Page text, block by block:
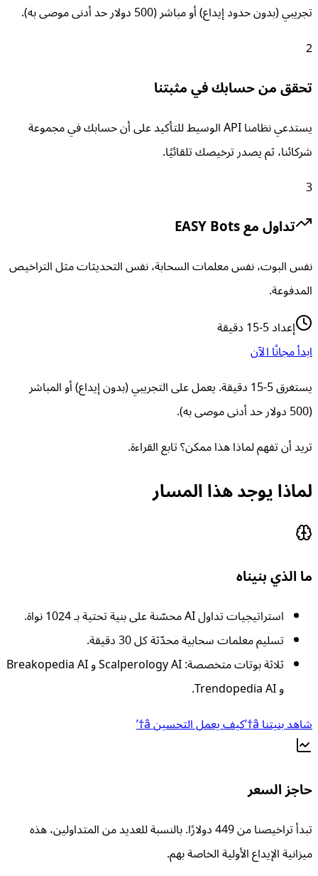
تجريبي (بدون حدود إيداع) أو مباشر (500 دولار حد أدنى موصى به).
2
تحقق من حسابك في مثبتنا
يستدعي نظامنا API الوسيط للتأكيد على أن حسابك في مجموعة
شركائنا، ثم يصدر ترخيصك تلقائيًا.
3
تداول مع EASY Bots
نفس البوت، نفس معلمات السحابة، نفس التحديثات مثل التراخيص
المدفوعة.
إعداد 5-15 دقيقة
ابدأ مجانًا الآن
يستغرق 5-15 دقيقة. يعمل على التجريبي (بدون إيداع) أو المباشر
(500 دولار حد أدنى موصى به).
تريد أن تفهم لماذا هذا ممكن؟ تابع القراءة.
لماذا يوجد هذا المسار
ما الذي بنيناه
استراتيجيات تداول AI محسّنة على بنية تحتية بـ 1024 نواة.
تسليم معلمات سحابية محدّثة كل 30 دقيقة.
ثلاثة بوتات متخصصة: Scalperology AI و Breakopedia AI
و Trendopedia AI.
شاهد بنيتناâ†’ كيف يعمل التحسينâ†’
حاجز السعر
تبدأ تراخيصنا من 449 دولارًا. بالنسبة للعديد من المتداولين، هذه
ميزانية الإيداع الأولية الخاصة بهم.